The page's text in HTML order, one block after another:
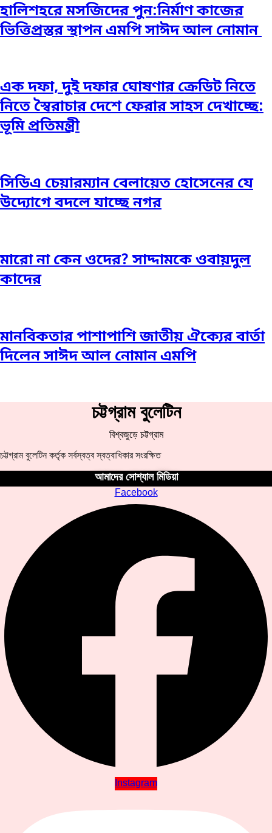
হালিশহরে মসজিদের পুন:নির্মাণ কাজের
ভিত্তিপ্রস্তর স্থাপন এমপি সাঈদ আল নোমান ‎
এক দফা, দুই দফার ঘোষণার ক্রেডিট নিতে
নিতে স্বৈরাচার দেশে ফেরার সাহস দেখাচ্ছে:
ভূমি প্রতিমন্ত্রী
সিডিএ চেয়ারম্যান বেলায়েত হোসেনের যে
উদ্যোগে বদলে যাচ্ছে নগর
মারো না কেন ওদের? সাদ্দামকে ওবায়দুল
কাদের
মানবিকতার পাশাপাশি জাতীয় ঐক্যের বার্তা
দিলেন সাঈদ আল নোমান এমপি
চট্টগ্রাম বুলেটিন
বিশ্বজুড়ে চট্টগ্রাম
চট্টগ্রাম বুলেটিন কর্তৃক সর্বস্বত্ব স্বত্বাধিকার সংরক্ষিত
আমাদের সোশ্যাল মিডিয়া
Facebook
Instagram